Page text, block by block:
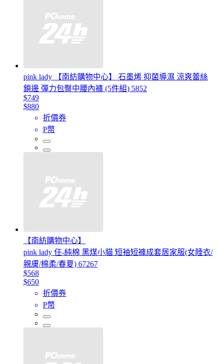
pink lady 【南紡購物中心】 石墨烯 抑菌導濕 涼爽蕾絲
鎖邊 彈力包臀中腰內褲 (5件組) 5852
$749
$880
折價券
P幣
【南紡購物中心】
pink lady 任-純棉 黑煤小貓 短袖短褲成套居家服(女睡衣/
親膚/棉柔/春夏) 67267
$568
$650
折價券
P幣